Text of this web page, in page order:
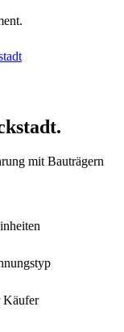
mit Bauträgern
Käufer